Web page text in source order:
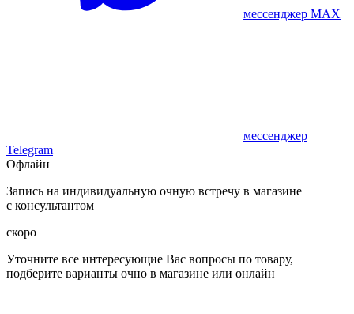
мессенджер MAX
мессенджер
Telegram
Офлайн
Запись на индивидуальную очную встречу в магазине
с консультантом
скоро
Уточните все интересующие Вас вопросы по товару,
подберите варианты очно в магазине или онлайн